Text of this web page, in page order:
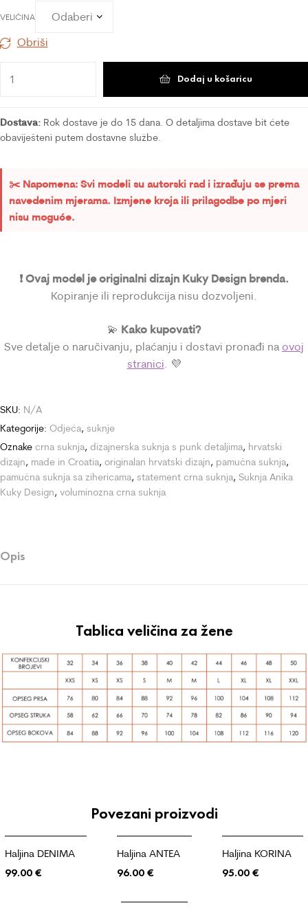
VELIČINA
Obriši
Dodaj u košaricu
Dostava: Rok dostave je do 15 dana. O detaljima dostave bit ćete
obaviješteni putem dostavne službe.
✂️ Napomena: Svi modeli su autorski rad i izrađuju se prema
navedenim mjerama. Izmjene kroja ili prilagodbe po mjeri
nisu moguće.
❗ Ovaj model je originalni dizajn Kuky Design brenda.
Kopiranje ili reprodukcija nisu dozvoljeni.
💫 Kako kupovati?
Sve detalje o naručivanju, plaćanju i dostavi pronađi na ovoj
stranici. 💜
SKU: N/A
Kategorije: Odjeća, suknje
Oznake crna suknja, dizajnerska suknja s punk detaljima, hrvatski
dizajn, made in Croatia, originalan hrvatski dizajn, pamučna suknja,
pamučna suknja sa zihericama, statement crna suknja, Suknja Anika
Kuky Design, voluminozna crna suknja
Opis
Tablica veličina za žene
Povezani proizvodi
Haljina DENIMA
99.00 €
Haljina ANTEA
96.00 €
Haljina KORINA
95.00 €